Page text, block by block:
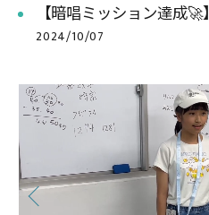
【暗唱ミッション達成🚀】
2024/10/07